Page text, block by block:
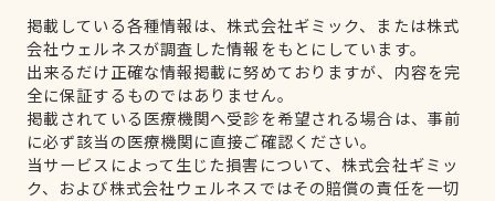
掲載している各種情報は、株式会社ギミック、または株式
会社ウェルネスが調査した情報をもとにしています。
出来るだけ正確な情報掲載に努めておりますが、内容を完
全に保証するものではありません。
掲載されている医療機関へ受診を希望される場合は、事前
に必ず該当の医療機関に直接ご確認ください。
当サービスによって生じた損害について、株式会社ギミッ
ク、および株式会社ウェルネスではその賠償の責任を一切